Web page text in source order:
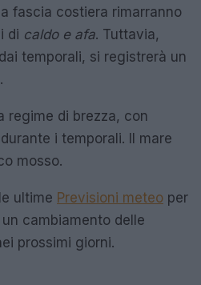
fascia costiera rimarranno
di caldo e afa. Tuttavia,
temporali, si registrerà un
regime di brezza, con
i temporali. Il mare
mosso.
ultime Previsioni meteo per
un cambiamento delle
prossimi giorni.